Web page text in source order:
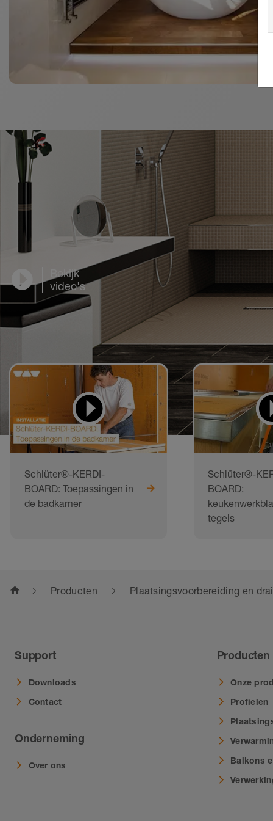
Bekijk
video's
Schlüter®-KERDI-
BOARD: Toepassingen in
de badkamer
Schlüter®-
BOARD:
tegels
home Producten Plaatsingsvoorbereiding en
Support
Downloads
Contact
Onderneming
Over ons
Producten
Onze
Profielen
Balkons